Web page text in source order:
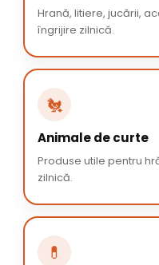
Hrană, litiere, jucării,
îngrijire zilnică.
🐔
Animale de curte
Produse utile pentru
zilnică.
💊